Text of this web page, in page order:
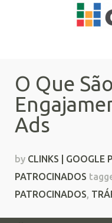
O Que
Ads
by CLINKS | GOOGLE
PATROCINADOS
PATROCINADOS,